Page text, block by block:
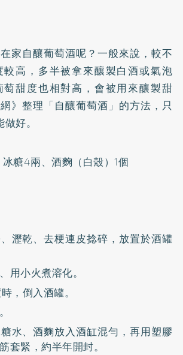
家自釀葡萄酒呢？一般來說，較不
高，多半被拿來釀製白酒或氣泡
甜度也相對高，會被用來釀製甜
》整理「自釀葡萄酒」的方法，只
好。
糖4兩、酒麴（白殼）1個
瀝乾、去梗連皮捻碎，放置於酒罐
用小火煮溶化。
，倒入酒罐。
水、酒麴放入酒缸混勻，再用塑膠
套緊，約半年開封。